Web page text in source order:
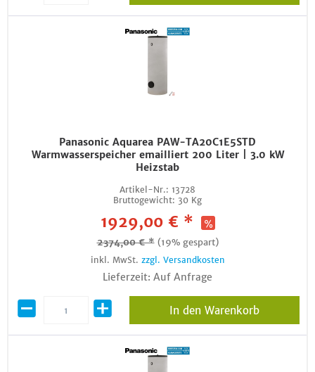
Panasonic Aquarea PAW-TA20C1E5STD
Warmwasserspeicher emailliert 200 Liter | 3.0 kW
Heizstab
Artikel-Nr.: 13728
Bruttogewicht: 30 Kg
1929,00 € *
2374,00 € * (19% gespart)
inkl. MwSt. zzgl. Versandkosten
Lieferzeit: Auf Anfrage
In den Warenkorb